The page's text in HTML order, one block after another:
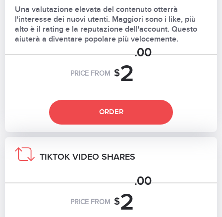
Una valutazione elevata del contenuto otterrà
l'interesse dei nuovi utenti. Maggiori sono i like, più
alto è il rating e la reputazione dell'account. Questo
aiuterà a diventare popolare più velocemente.
PRICE FROM $2
.00
ORDER
TIKTOK VIDEO SHARES
PRICE FROM $2
.00